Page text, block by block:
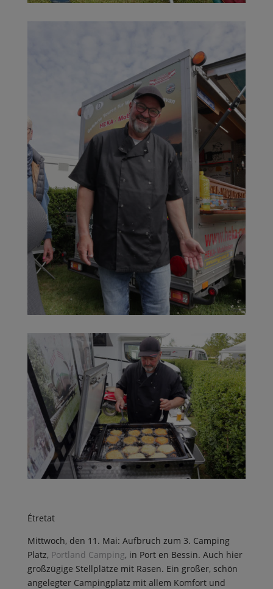
Étretat
Mittwoch, den 11. Mai: Aufbruch zum 3. Camping
Platz, Portland Camping, in Port en Bessin. Auch hier
großzügige Stellplätze mit Rasen. Ein großer, schön
angelegter Campingplatz mit allem Komfort und